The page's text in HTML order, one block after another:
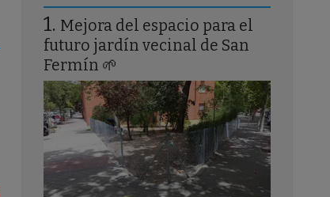
Mejora del espacio para el
futuro jardín vecinal de San
Fermín 🌱